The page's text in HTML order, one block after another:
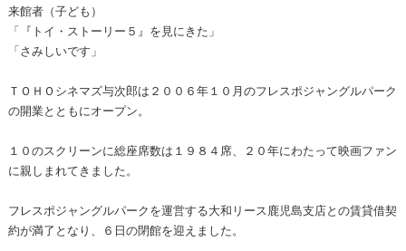
来館者（子ども）
「『トイ・ストーリー５』を見にきた」
「さみしいです」
ＴＯＨＯシネマズ与次郎は２００６年１０月のフレスポジャングルパーク
の開業とともにオープン。
１０のスクリーンに総座席数は１９８４席、２０年にわたって映画ファン
に親しまれてきました。
フレスポジャングルパークを運営する大和リース鹿児島支店との賃貸借契
約が満了となり、６日の閉館を迎えました。